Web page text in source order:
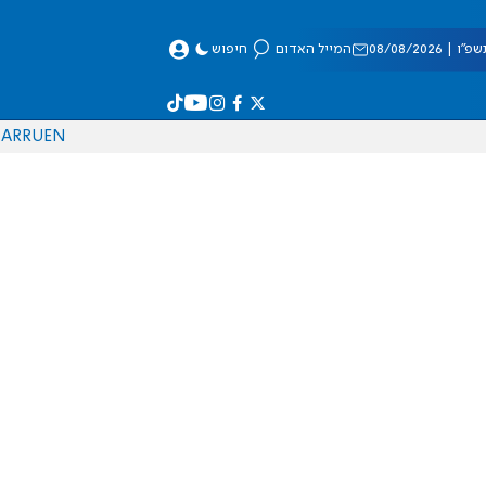
08/2026 המייל האדום חיפוש
EN
RU
AR